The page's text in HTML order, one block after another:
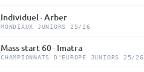
Individuel · Arber
MONDIAUX JUNIORS 25/26
Mass start 60 · Imatra
CHAMPIONNATS D'EUROPE JUNIORS 25/26